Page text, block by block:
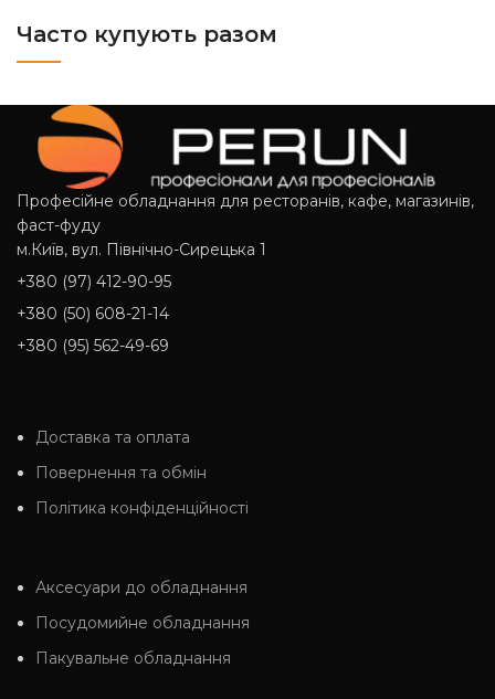
Часто купують разом
Професійне обладнання для ресторанів, кафе, магазинів,
фаст-фуду
м.Київ, вул. Північно-Сирецька 1
+380 (97) 412-90-95
+380 (50) 608-21-14
+380 (95) 562-49-69
Доставка та оплата
Повернення та обмін
Політика конфіденційності
Аксесуари до обладнання
Посудомийне обладнання
Пакувальне обладнання